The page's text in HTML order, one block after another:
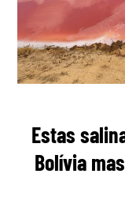
Estas
Bolívia